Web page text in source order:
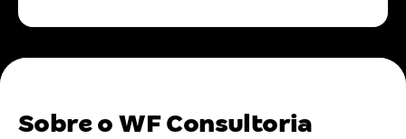
Sobre o WF Consultoria